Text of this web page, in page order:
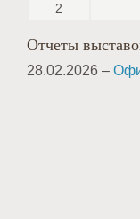
2
Отчеты
28.02.2026 –